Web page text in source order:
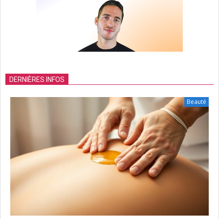
DERNIÈRES INFOS
Beauté